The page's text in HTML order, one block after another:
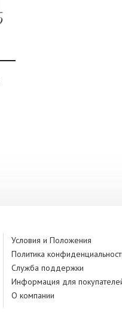
Условия и Положения
Политика
Служба поддержки
Информация для
О компании